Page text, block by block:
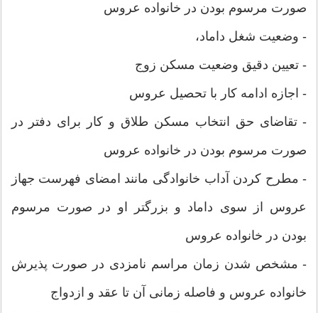
صورت مرسوم بودن در خانواده عروس
- وضعیت شغل داماد،
- تعیین دقیق وضعیت مسکن زوج
- اجازه ادامه کار با تحصیل عروس
- تقاضای حق انتخاب مسکن طلاق و کار برای دفتر در
صورت مرسوم بودن در خانواده عروس
- مطرح کردن آداب خانوادگی مانند امضای فهرست جهاز
عروس از سوی داماد و بزرگتر او در صورت مرسوم
بودن در خانواده عروس
- مشخص شدن زمان مراسم نامزدی در صورت پذیرش
خانواده عروس و فاصله زمانی آن تا عقد و ازدواج